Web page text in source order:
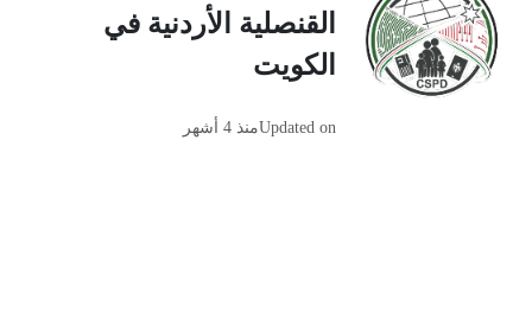
القنصلية‎ الأردنية في
الكويت
Updated onمنذ 4 أشهر